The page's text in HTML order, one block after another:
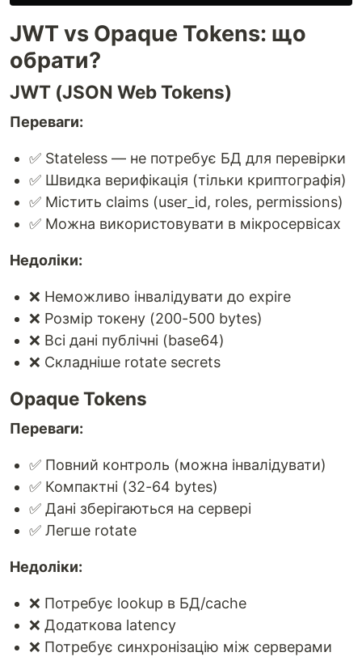
JWT vs Opaque Tokens: що
обрати?
JWT (JSON Web Tokens)
Переваги:
✅ Stateless — не потребує БД для перевірки
✅ Швидка верифікація (тільки криптографія)
✅ Містить claims (user_id, roles, permissions)
✅ Можна використовувати в мікросервісах
Недоліки:
❌ Неможливо інвалідувати до expire
❌ Розмір токену (200-500 bytes)
❌ Всі дані публічні (base64)
❌ Складніше rotate secrets
Opaque Tokens
Переваги:
✅ Повний контроль (можна інвалідувати)
✅ Компактні (32-64 bytes)
✅ Дані зберігаються на сервері
✅ Легше rotate
Недоліки:
❌ Потребує lookup в БД/cache
❌ Додаткова latency
❌ Потребує синхронізацію між серверами